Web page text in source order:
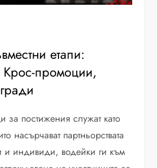
етапи:
Крос-промоции,
за постижения служат като
насърчават партньорствата
и индивиди, водейки ги към